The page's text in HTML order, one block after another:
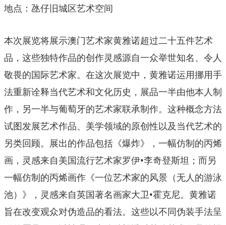
地点：氹仔旧城区艺术空间
本次展览将展示澳门艺术家黄雅诺超过二十五件艺术
品，这些独特作品的创作灵感源自一众举世知名、令人
敬畏的国际艺术家。在这次展览中，黄雅诺运用挪用手
法重新诠释当代艺术和文化历史，展品一半由他本人制
作，另一半与葡萄牙的艺术家联承制作。这种概念方法
试图发展艺术作品、美学领域的原创性以及当代艺术的
另类回顾。展出的作品包括《爆炸》，一幅仿制的丙烯
画，灵感来自美国流行艺术家罗伊•李奇登斯坦；而另
一幅仿制的丙烯画作《一位艺术家的风景（无人的游泳
池）》，灵感来自英国著名画家大卫•霍克尼。黄雅诺
旨在改变观众对伪造品的看法。这些以不同伪装手法呈